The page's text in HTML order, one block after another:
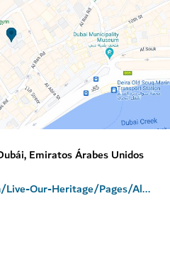
Emiratos Árabes Unidos
dubaiculture.gov.ae/en/Live-Our-Heritage/Pages/AlAhmadiyaSchool.aspx